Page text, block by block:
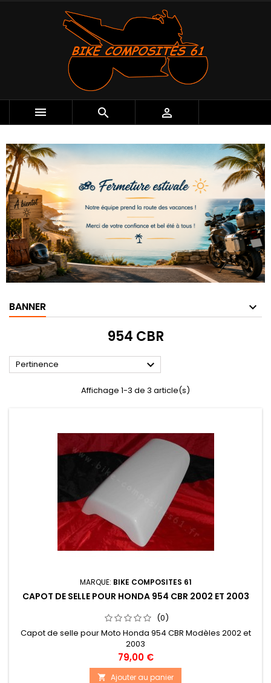
  
BANNER
954 CBR
Pertinence 
Affichage 1-3 de 3 article(s)
MARQUE: BIKE COMPOSITES 61
CAPOT DE SELLE POUR HONDA 954 CBR 2002 ET 2003
(0)
Capot de selle pour Moto Honda 954 CBR Modèles 2002 et
2003
Prix
79,00 €
 Ajouter au panier